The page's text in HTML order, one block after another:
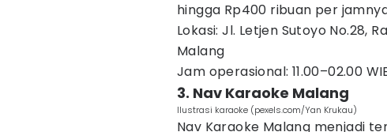
hingga Rp400 ribuan per
Lokasi: Jl. Letjen Sutoyo No.28,
Malang
Jam operasional: 11.00–02.00
3. Nav Karaoke Malang
Ilustrasi karaoke (pexels.com/Yan Krukau)
Nav Karaoke Malang menjadi